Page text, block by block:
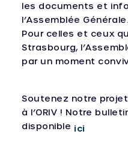
les documents et
l’Assemblée Générale.
Pour celles et ceux
Strasbourg,
par un moment
Soutenez notre
à l’ORIV ! Notre
disponible ici